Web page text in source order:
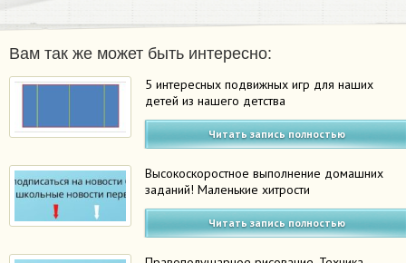
Вам так же может быть интересно:
5 интересных подвижных игр для наших
детей из нашего детства
Читать запись полностью
Высокоскоростное выполнение домашних
заданий! Маленькие хитрости
Читать запись полностью